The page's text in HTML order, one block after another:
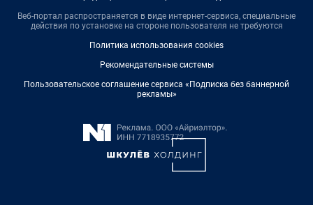
Веб-портал распространяется в виде интернет-сервиса, специальные
действия по установке на стороне пользователя не требуются
Политика использования cookies
Рекомендательные системы
Пользовательское соглашение сервиса «Подписка без баннерной
рекламы»